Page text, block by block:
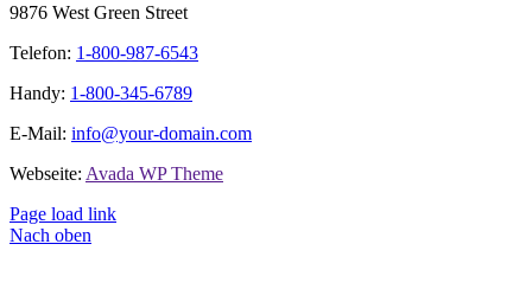
9876 West Green Street
Telefon: 1-800-987-6543
Handy: 1-800-345-6789
E-Mail: info@your-domain.com
Webseite: Avada WP Theme
Page load link
Nach oben